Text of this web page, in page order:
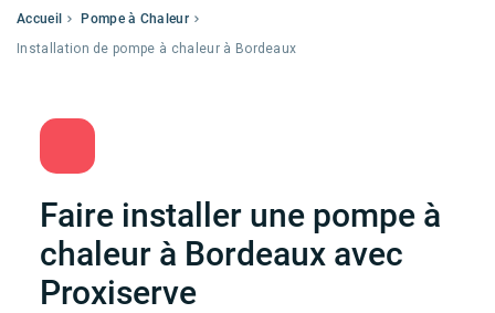
Accueil
Pompe à Chaleur
Installation de pompe à chaleur à Bordeaux
Faire installer une pompe à
chaleur à Bordeaux avec
Proxiserve